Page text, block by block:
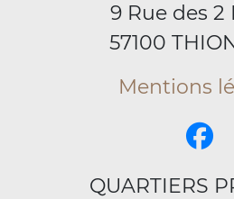
9 Rue des 2
57100
Mentions
QUARTIERS